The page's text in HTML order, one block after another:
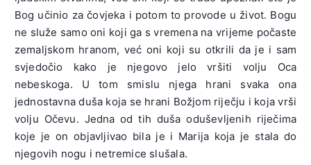
Bog učinio za čovjeka i potom to provode u život. Bogu
ne služe samo oni koji ga s vremena na vrijeme počaste
zemaljskom hranom, već oni koji su otkrili da je i sam
svjedočio kako je njegovo jelo vršiti volju Oca
nebeskoga. U tom smislu njega hrani svaka ona
jednostavna duša koja se hrani Božjom riječju i koja vrši
volju Očevu. Jedna od tih duša oduševljenih riječima
koje je on objavljivao bila je i Marija koja je stala do
njegovih nogu i netremice slušala.